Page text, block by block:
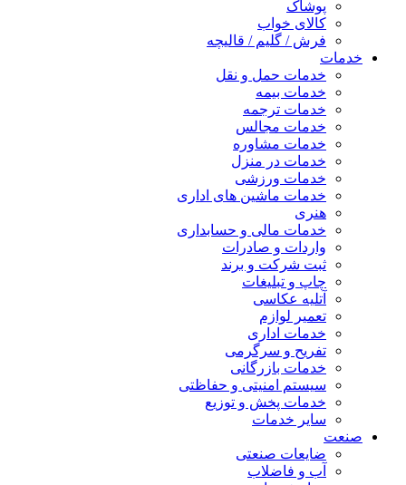
پوشاک
کالای خواب
فرش / گلیم / قالیچه
خدمات
خدمات حمل و نقل
خدمات بیمه
خدمات ترجمه
خدمات مجالس
خدمات مشاوره
خدمات در منزل
خدمات ورزشی
خدمات ماشین های اداری
هنری
خدمات مالی و حسابداری
واردات و صادرات
ثبت شرکت و برند
چاپ و تبلیغات
آتلیه عکاسی
تعمیر لوازم
خدمات اداری
تفریح و سرگرمی
خدمات بازرگانی
سیستم امنیتی و حفاظتی
خدمات پخش و توزیع
سایر خدمات
صنعت
ضایعات صنعتی
آب و فاضلاب